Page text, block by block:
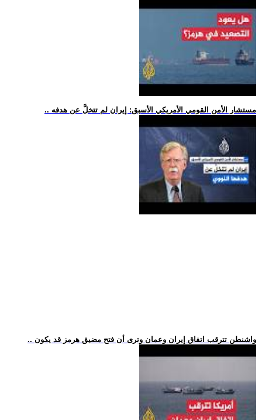
.. مستشار الأمن القومي الأمريكي الأسبق: إيران لم تتخلَّ عن هدفه
.. واشنطن تترقب اتفاق إيران وعمان وترى أن فتح مضيق هرمز قد يكون